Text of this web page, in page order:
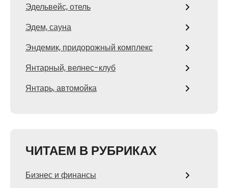
Эдельвейс, отель
Эдем, сауна
Эндемик, придорожный комплекс
Янтарный, велнес-клуб
Янтарь, автомойка
ЧИТАЕМ В РУБРИКАХ
Бизнес и финансы